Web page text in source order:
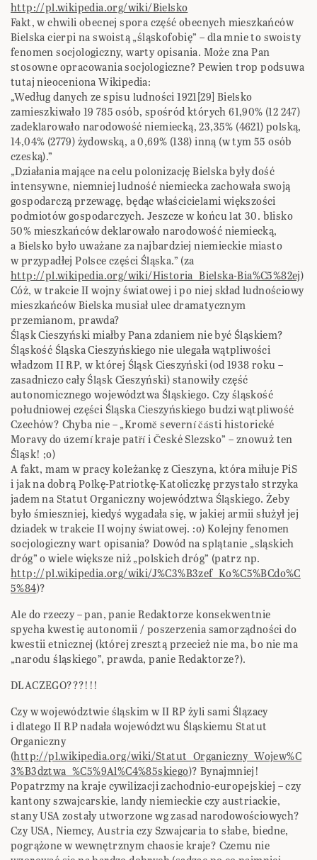
http://pl.wikipedia.org/wiki/Bielsko
Fakt, w chwili obecnej spora część obecnych mieszkańców
Bielska cierpi na swoistą „śląskofobię” – dla mnie to swoisty
fenomen socjologiczny, warty opisania. Może zna Pan
stosowne opracowania socjologiczne? Pewien trop podsuwa
tutaj nieoceniona Wikipedia:
„Według danych ze spisu ludności 1921[29] Bielsko
zamieszkiwało 19 785 osób, spośród których 61,90% (12 247)
zadeklarowało narodowość niemiecką, 23,35% (4621) polską,
14,04% (2779) żydowską, a 0,69% (138) inną (w tym 55 osób
czeską).”
„Działania mające na celu polonizację Bielska były dość
intensywne, niemniej ludność niemiecka zachowała swoją
gospodarczą przewagę, będąc właścicielami większości
podmiotów gospodarczych. Jeszcze w końcu lat 30. blisko
50% mieszkańców deklarowało narodowość niemiecką,
a Bielsko było uważane za najbardziej niemieckie miasto
w przypadłej Polsce części Śląska.” (za
http://pl.wikipedia.org/wiki/Historia_Bielska-Bia%C5%82ej)
Cóż, w trakcie II wojny światowej i po niej skład ludnościowy
mieszkańców Bielska musiał ulec dramatycznym
przemianom, prawda?
Śląsk Cieszyński miałby Pana zdaniem nie być Śląskiem?
Śląskość Śląska Cieszyńskiego nie ulegała wątpliwości
władzom II RP, w której Śląsk Cieszyński (od 1938 roku –
zasadniczo cały Śląsk Cieszyński) stanowiły część
autonomicznego województwa Śląskiego. Czy śląskość
południowej części Śląska Cieszyńskiego budzi wątpliwość
Czechów? Chyba nie – „Kromě severní části historické
Moravy do území kraje patří i České Slezsko” – znowuż ten
Śląsk! ;o)
A fakt, mam w pracy koleżankę z Cieszyna, która miłuje PiS
i jak na dobrą Polkę-Patriotkę-Katoliczkę przystało strzyka
jadem na Statut Organiczny województwa Śląskiego. Żeby
było śmieszniej, kiedyś wygadała się, w jakiej armii służył jej
dziadek w trakcie II wojny światowej. :o) Kolejny fenomen
socjologiczny wart opisania? Dowód na splątanie „sląskich
dróg” o wiele większe niż „polskich dróg” (patrz np.
http://pl.wikipedia.org/wiki/J%C3%B3zef_Ko%C5%BCdo%C
5%84)?
Ale do rzeczy – pan, panie Redaktorze konsekwentnie
spycha kwestię autonomii / poszerzenia samorządności do
kwestii etnicznej (której zresztą przecież nie ma, bo nie ma
„narodu śląskiego”, prawda, panie Redaktorze?).
DLACZEGO???!!!
Czy w województwie śląskim w II RP żyli sami Ślązacy
i dlatego II RP nadała województwu Śląskiemu Statut
Organiczny
(http://pl.wikipedia.org/wiki/Statut_Organiczny_Wojew%C
3%B3dztwa_%C5%9Al%C4%85skiego)? Bynajmniej!
Popatrzmy na kraje cywilizacji zachodnio-europejskiej – czy
kantony szwajcarskie, landy niemieckie czy austriackie,
stany USA zostały utworzone wg zasad narodowościowych?
Czy USA, Niemcy, Austria czy Szwajcaria to słabe, biedne,
pogrążone w wewnętrznym chaosie kraje? Czemu nie